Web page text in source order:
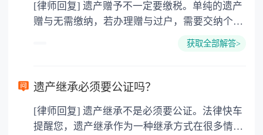
[律师回复] 遗产赠予不一定要缴税。单纯的遗产
赠与无需缴纳，若办理赠与过户，需要交纳个人
所得税、契税和公证费。赠与过户是没有增值税
要缴纳公证费，具体如下： 1. 公证费：按房
3. 印花税：按房屋评估价的0.05%缴纳 4. 土
地增值税：按房价1%缴纳 5. 房屋产权登记费：
获取全部解答>
遗产继承必须要公证吗？
[律师回复] 遗产继承不是必须要公证。法律快车
提醒您，遗产继承作为一种继承方式在很多情况